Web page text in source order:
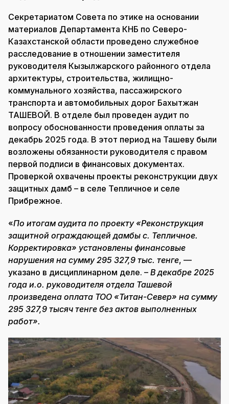
Секретариатом Совета по этике на основании
материалов Департамента КНБ по Северо-
Казахстанской области проведено служебное
расследование в отношении заместителя
руководителя Кызылжарского районного отдела
архитектуры, строительства, жилищно-
коммунального хозяйства, пассажирского
транспорта и автомобильных дорог Бахытжан
ТАШЕВОЙ. В отделе был проведен аудит по
вопросу обоснованности проведения оплаты за
декабрь 2025 года. В этот период на Ташеву были
возложены обязанности руководителя с правом
первой подписи в финансовых документах.
Проверкой охвачены проекты реконструкции двух
защитных дамб – в селе Тепличное и селе
Прибрежное.
«По итогам аудита по проекту «Реконструкция
защитной ограждающей дамбы с. Тепличное.
Корректировка» установлены финансовые
нарушения на сумму 295 327,9 тыс. тенге, —
указано в дисциплинарном деле. – В декабре 2025
года и.о. руководителя отдела Ташевой
произведена оплата ТОО «Титан-Север» на сумму
295 327,9 тысяч тенге без актов выполненных
работ».